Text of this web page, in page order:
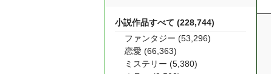
小説作品すべて (228,744)
ファンタジー (53,296)
恋愛 (66,363)
ミステリー (5,380)